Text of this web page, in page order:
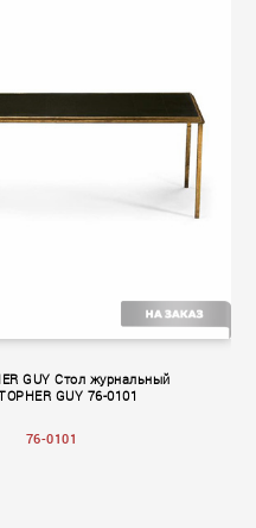
GUY Стол журнальный
GUY 76-0101
76-0101